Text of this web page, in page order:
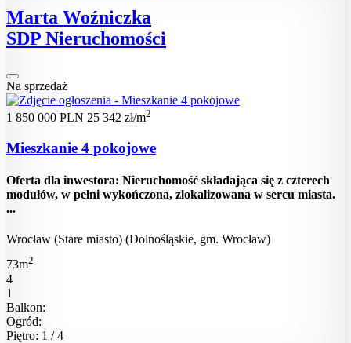
Marta Woźniczka
SDP Nieruchomości
Na sprzedaż
1 850 000 PLN 25 342 zł/m2
Mieszkanie 4 pokojowe
Oferta dla inwestora: Nieruchomość składająca się z czterech
modułów, w pełni wykończona, zlokalizowana w sercu miasta.
...
Wrocław (Stare miasto) (Dolnośląskie, gm. Wrocław)
73m2
4
1
Balkon:
Ogród:
Piętro: 1 / 4